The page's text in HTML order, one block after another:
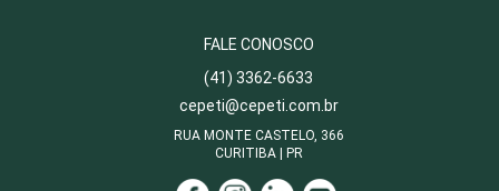
FALE CONOSCO
(41) 3362-6633
cepeti@cepeti.com.br
RUA MONTE CASTELO, 366
CURITIBA | PR